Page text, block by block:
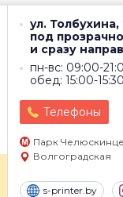
ул. Толбухина,
под
и сразу
пн-вс: 09:00-
обед: 15:00-15:30
Телефоны
Парк
Волгоградская
s-printer.by